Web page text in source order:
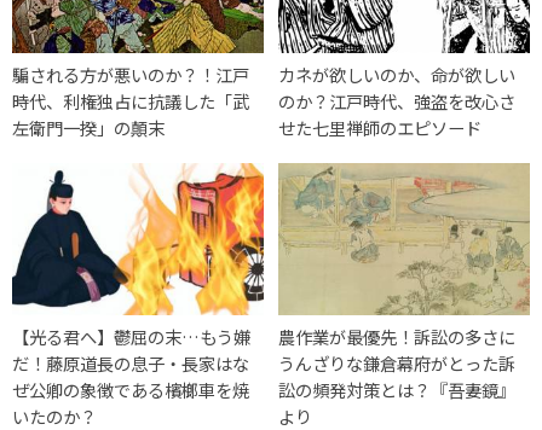
騙される方が悪いのか？！江戸
時代、利権独占に抗議した「武
左衛門一揆」の顛末
カネが欲しいのか、命が欲しい
のか？江戸時代、強盗を改心さ
せた七里禅師のエピソード
【光る君へ】鬱屈の末…もう嫌
だ！藤原道長の息子・長家はな
ぜ公卿の象徴である檳榔車を焼
いたのか？
農作業が最優先！訴訟の多さに
うんざりな鎌倉幕府がとった訴
訟の頻発対策とは？『吾妻鏡』
より